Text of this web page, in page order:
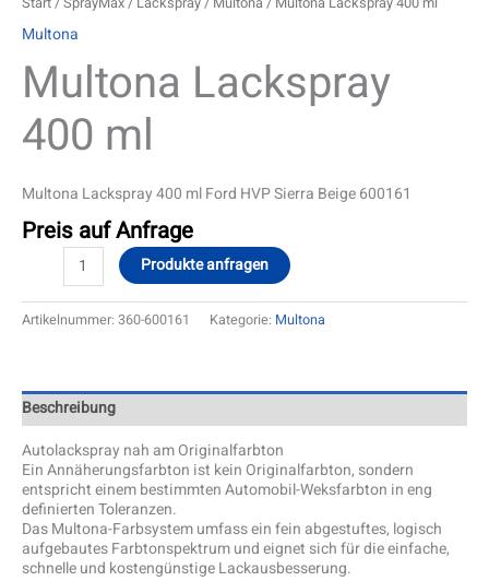
Multona
Multona Lackspray
400 ml
Multona Lackspray 400 ml Ford HVP Sierra Beige 600161
Preis auf Anfrage
Produkte anfragen
Artikelnummer: 360-600161 Kategorie: Multona
Beschreibung
Autolackspray nah am Originalfarbton
Ein Annäherungsfarbton ist kein Originalfarbton, sondern
entspricht einem bestimmten Automobil-Weksfarbton in eng
definierten Toleranzen.
Das Multona-Farbsystem umfass ein fein abgestuftes, logisch
aufgebautes Farbtonspektrum und eignet sich für die einfache,
schnelle und kostengünstige Lackausbesserung.